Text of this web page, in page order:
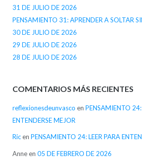
31 DE JULIO DE 2026
PENSAMIENTO 31: APRENDER A SOLTAR
30 DE JULIO DE 2026
29 DE JULIO DE 2026
28 DE JULIO DE 2026
COMENTARIOS MÁS RECIENTES
reflexionesdeunvasco en PENSAMIENTO 24:
ENTENDERSE MEJOR
Ricen PENSAMIENTO 24: LEER PARA
Anneen 05 DE FEBRERO DE 2026